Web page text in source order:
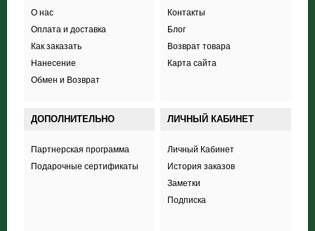
О нас
Оплата и доставка
Как заказать
Нанесение
Обмен и Возврат
Контакты
Блог
Возврат товара
Карта сайта
ДОПОЛНИТЕЛЬНО
Партнерская программа
Подарочные сертификаты
ЛИЧНЫЙ КАБИНЕТ
Личный Кабинет
История заказов
Заметки
Подписка